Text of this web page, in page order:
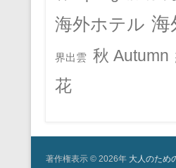
海外ホテル 海
界出雲 秋 Autumn
花
著作権表示 © 2026年 大人のため